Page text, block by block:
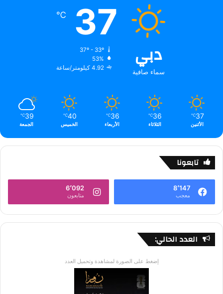
دبي
سماء صافية
37
℃
37º - 33º
53%
4.92 كيلومتر/ساعة
37
℃
الأثنين
36
℃
الثلاثاء
36
℃
الأربعاء
40
℃
الخميس
39
℃
الجمعة
تابعونا
8٬147
معجب
6٬092
متابعون
العدد الحالي:
إضغط على الصورة لمشاهدة وتحميل العدد